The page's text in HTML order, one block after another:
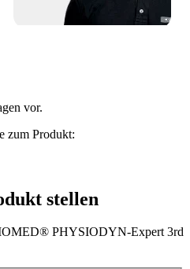
vor.
zum Produkt:
stellen
PHYSIODYN-Expert 3rd